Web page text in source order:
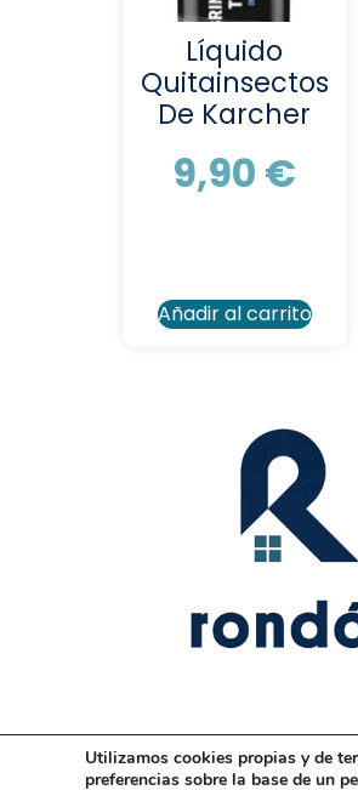
Líquido
Quitainsectos
De Karcher
9,90 €
Añadir al carrito
Aviso Legal
Utilizamos cookies propias y de
preferencias sobre la base de un